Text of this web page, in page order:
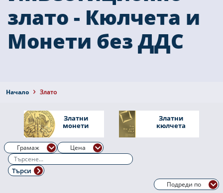
злато - Кюлчета и
Монети без ДДС
Началo Злато
Златни
монети
Златни
кюлчета
Грамаж Цена
Търси
Подреди по